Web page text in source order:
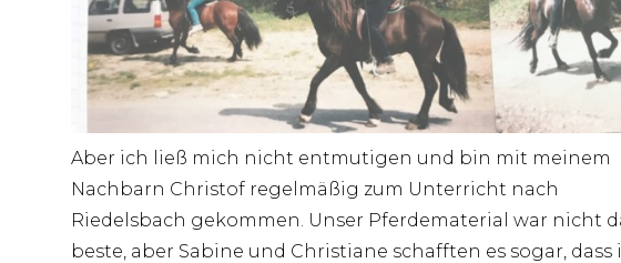
Aber ich ließ mich nicht entmutigen und bin mit meinem
Nachbarn Christof regelmäßig zum Unterricht nach
Riedelsbach gekommen. Unser Pferdematerial war nicht
beste, aber Sabine und Christiane schafften es sogar, dass